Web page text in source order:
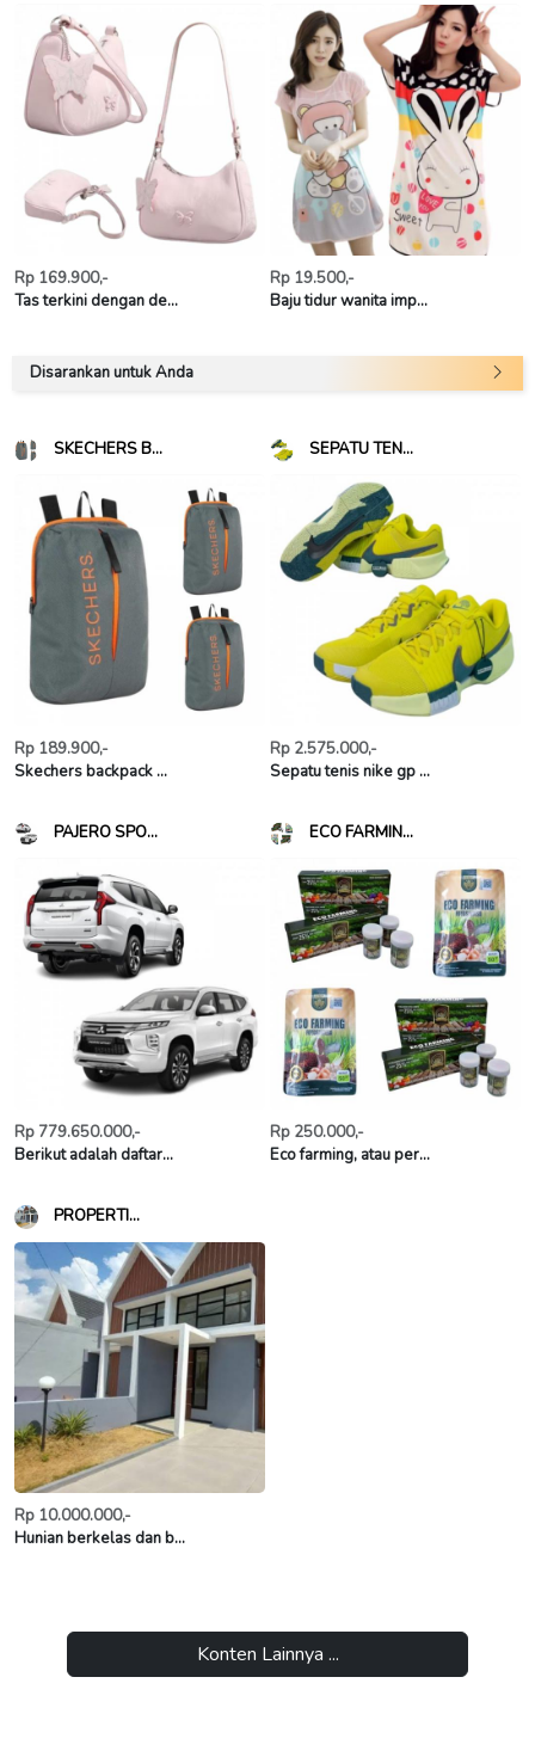
Rp 169.900,-
Tas terkini dengan de...
Rp 19.500,-
Baju tidur wanita imp...
Disarankan untuk Anda
SKECHERS B...
Rp 189.900,-
Skechers backpack ...
SEPATU TEN...
Rp 2.575.000,-
Sepatu tenis nike gp ...
PAJERO SPO...
Rp 779.650.000,-
Berikut adalah daftar...
ECO FARMIN...
Rp 250.000,-
Eco farming, atau per...
PROPERTI...
Rp 10.000.000,-
Hunian berkelas dan b...
Konten Lainnya ...